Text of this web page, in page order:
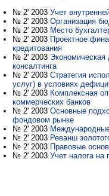
№ 2' 2003 Учет
№ 2' 2003 Организация
№ 2' 2003 Место
№ 2' 2003 Проектное
кредитования
№ 2' 2003 Экономическая
консалтинга
№ 2' 2003 Стратегия
услуг) в условиях
№ 2' 2003 Комплексная
коммерческих банков
№ 2' 2003 Основные
фондовом рынке
№ 2' 2003
№ 2' 2003 Реванш
№ 2' 2003 Правовые
№ 2' 2003 Учет налога на